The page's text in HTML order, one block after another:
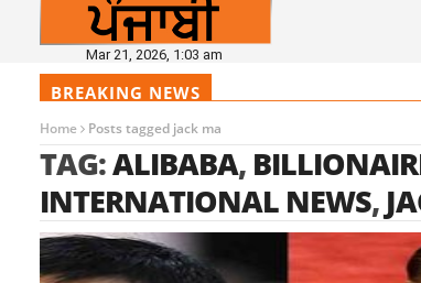
Mar 21, 2026, 1:03 am
BREAKING NEWS
Home Posts tagged jack ma
TAG:ALIBABA,
INTERNATIONAL NEWS,